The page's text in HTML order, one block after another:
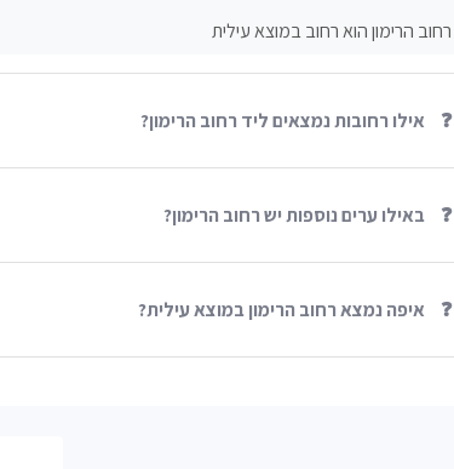
רחוב הרימון הוא רחוב במוצא עילית
❓ אילו רחובות נמצאים ליד רחוב הרימון?
❓ באילו ערים נוספות יש רחוב הרימון?
❓ איפה נמצא רחוב הרימון במוצא עילית?